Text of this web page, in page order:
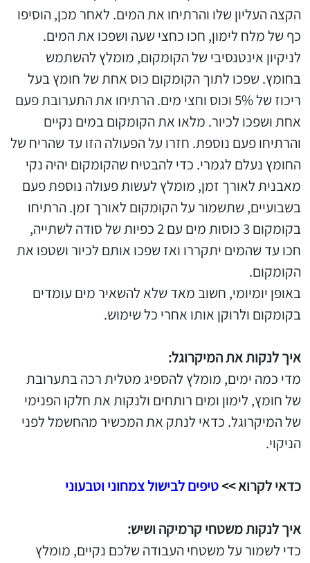
הקצה העליון שלו והרתיחו את המים. לאחר מכן, הוסיפו
כף של מלח לימון, חכו כחצי שעה ושפכו את המים.
לניקיון אינטנסיבי של הקומקום, מומלץ להשתמש
בחומץ. שפכו לתוך הקומקום כוס אחת של חומץ בעל
ריכוז של 5% וכוס וחצי מים. הרתיחו את התערובת פעם
אחת ושפכו לכיור. מלאו את הקומקום במים נקיים
והרתיחו פעם נוספת. חזרו על הפעולה הזו עד שהריח של
החומץ נעלם לגמרי. כדי להבטיח שהקומקום יהיה נקי
מאבנית לאורך זמן, מומלץ לעשות פעולה נוספת פעם
בשבועיים, שתשמור על הקומקום לאורך זמן. הרתיחו
בקומקום 3 כוסות מים עם 2 כפיות של סודה לשתייה,
חכו עד שהמים יתקררו ואז שפכו אותם לכיור ושטפו את
הקומקום.
באופן יומיומי, חשוב מאד שלא להשאיר מים עומדים
בקומקום ולרוקן אותו אחרי כל שימוש.
איך לנקות את המיקרוגל:
מדי כמה ימים, מומלץ להספיג מטלית רכה בתערובת
של חומץ, לימון ומים רותחים ולנקות את חלקו הפנימי
של המיקרוגל. כדאי לנתק את המכשיר מהחשמל לפני
הניקוי.
כדאי לקרוא >>טיפים לבישול צמחוני וטבעוני
איך לנקות משטחי קרמיקה ושיש:
כדי לשמור על משטחי העבודה שלכם נקיים, מומלץ